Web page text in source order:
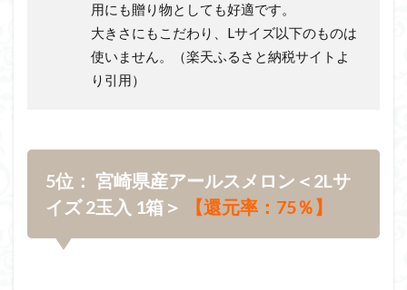
用にも贈り物としても好適です。
大きさにもこだわり、Lサイズ以下のものは
使いません。（楽天ふるさと納税サイトよ
り引用）
5位： 宮崎県産アールスメロン＜2Lサ
イズ 2玉入 1箱＞
【還元率：75％】